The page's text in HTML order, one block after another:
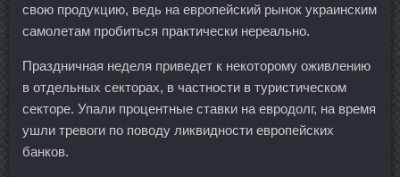
свою продукцию, ведь на европейский рынок украинским
самолетам пробиться практически нереально.
Праздничная неделя приведет к некоторому оживлению
в отдельных секторах, в частности в туристическом
секторе. Упали процентные ставки на евродолг, на время
ушли тревоги по поводу ликвидности европейских
банков.